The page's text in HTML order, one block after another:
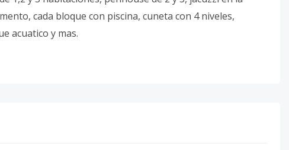
cada bloque con piscina, cuneta con 4 niveles,
acuatico y mas.